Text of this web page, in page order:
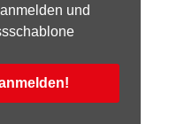
und